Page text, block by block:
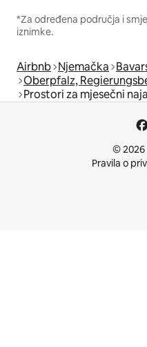
*Za određena područja i
iznimke.
Airbnb Njemačka
Oberpfalz,
Prostori za mjesečni
© 2026
Pravila o